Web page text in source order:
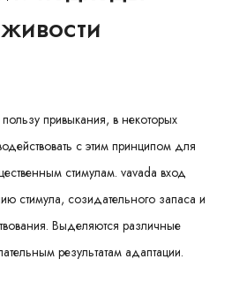
привыкания, в некоторых
с этим принципом для
стимулам. vavada вход
стимула, созидательного запаса и
Выделяются различные
результатам адаптации.